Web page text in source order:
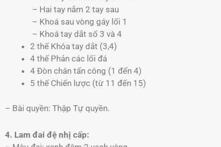
– Hai tay nắm 2 tay sau
– Khoá sau vòng gáy lối 1
– Khoá tay dắt số 3 và 4
2 thế Khóa tay dắt (3,4)
4 thế Phản các lối đá
4 Đòn chân tấn công (1 đến 4)
5 thế Chiến lược (từ 11 đến 15)
– Bài quyền: Thập Tự quyền.
4. Lam đai đệ nhị cấp: